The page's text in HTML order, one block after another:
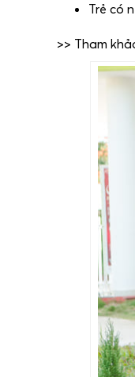
Trẻ có
>> Tham